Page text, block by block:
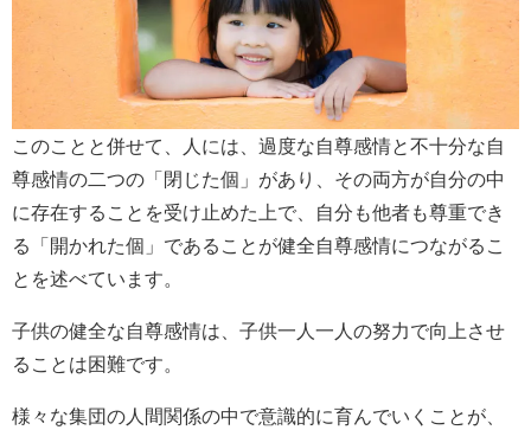
このことと併せて、人には、過度な自尊感情と不十分な自
尊感情の二つの「閉じた個」があり、その両方が自分の中
に存在することを受け止めた上で、自分も他者も尊重でき
る「開かれた個」であることが健全自尊感情につながるこ
とを述べています。
子供の健全な自尊感情は、子供一人一人の努力で向上させ
ることは困難です。
様々な集団の人間関係の中で意識的に育んでいくことが、